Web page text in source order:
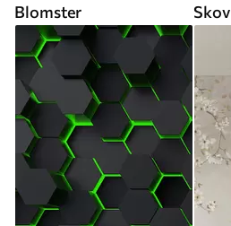
Blomster Skov